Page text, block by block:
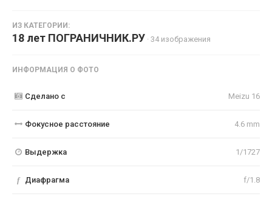
ИЗ КАТЕГОРИИ:
18 лет ПОГРАНИЧНИК.РУ · 34 изображения
ИНФОРМАЦИЯ О ФОТО
Сделано с Meizu 16
Фокусное расстояние 4.6 mm
Выдержка 1/1727
f Диафрагма f/1.8